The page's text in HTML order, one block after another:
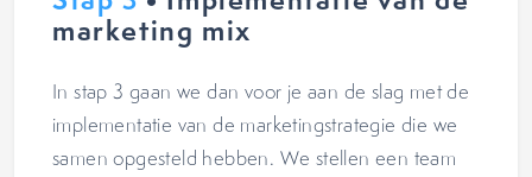
marketing mix
In stap 3 gaan we dan voor je aan de slag met de
implementatie van de marketingstrategie die we
samen opgesteld hebben. We stellen een team